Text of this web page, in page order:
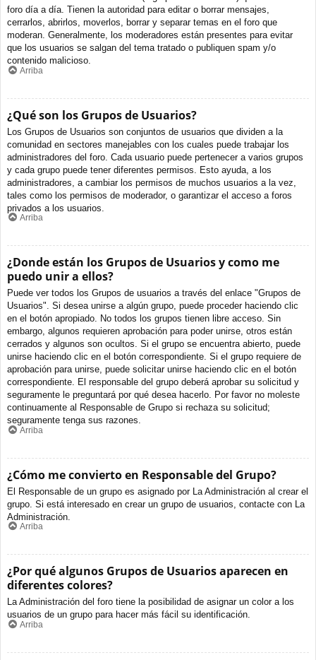
foro día a día. Tienen la autoridad para editar o borrar mensajes,
cerrarlos, abrirlos, moverlos, borrar y separar temas en el foro que
moderan. Generalmente, los moderadores están presentes para evitar
que los usuarios se salgan del tema tratado o publiquen spam y/o
contenido malicioso.
Arriba
¿Qué son los Grupos de Usuarios?
Los Grupos de Usuarios son conjuntos de usuarios que dividen a la
comunidad en sectores manejables con los cuales puede trabajar los
administradores del foro. Cada usuario puede pertenecer a varios grupos
y cada grupo puede tener diferentes permisos. Esto ayuda, a los
administradores, a cambiar los permisos de muchos usuarios a la vez,
tales como los permisos de moderador, o garantizar el acceso a foros
privados a los usuarios.
Arriba
¿Donde están los Grupos de Usuarios y como me
puedo unir a ellos?
Puede ver todos los Grupos de usuarios a través del enlace "Grupos de
Usuarios". Si desea unirse a algún grupo, puede proceder haciendo clic
en el botón apropiado. No todos los grupos tienen libre acceso. Sin
embargo, algunos requieren aprobación para poder unirse, otros están
cerrados y algunos son ocultos. Si el grupo se encuentra abierto, puede
unirse haciendo clic en el botón correspondiente. Si el grupo requiere de
aprobación para unirse, puede solicitar unirse haciendo clic en el botón
correspondiente. El responsable del grupo deberá aprobar su solicitud y
seguramente le preguntará por qué desea hacerlo. Por favor no moleste
continuamente al Responsable de Grupo si rechaza su solicitud;
seguramente tenga sus razones.
Arriba
¿Cómo me convierto en Responsable del Grupo?
El Responsable de un grupo es asignado por La Administración al crear el
grupo. Si está interesado en crear un grupo de usuarios, contacte con La
Administración.
Arriba
¿Por qué algunos Grupos de Usuarios aparecen en
diferentes colores?
La Administración del foro tiene la posibilidad de asignar un color a los
usuarios de un grupo para hacer más fácil su identificación.
Arriba